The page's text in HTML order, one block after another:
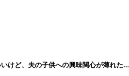
けど、夫の子供への興味関心が薄れた気